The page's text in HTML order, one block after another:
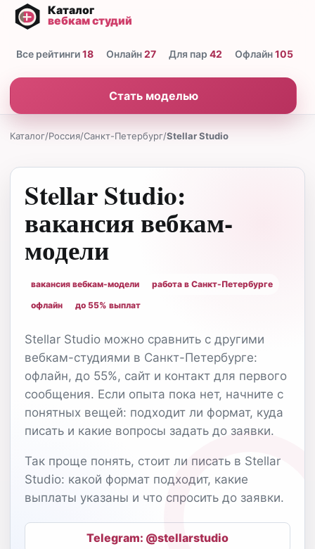
Все рейтинги18 Онлайн27 Для пар 42 Офлайн105
Стать моделью
Каталог/Россия/Санкт-Петербург/Stellar Studio
Stellar Studio:
вакансия вебкам-
модели
вакансия вебкам-модели
работа в Санкт-Петербурге
офлайн
до 55% выплат
Stellar Studio можно сравнить с другими
вебкам-студиями в Санкт-Петербурге:
офлайн, до 55%, сайт и контакт для первого
сообщения. Если опыта пока нет, начните с
понятных вещей: подходит ли формат, куда
писать и какие вопросы задать до заявки.
Так проще понять, стоит ли писать в Stellar
Studio: какой формат подходит, какие
выплаты указаны и что спросить до заявки.
Telegram: @stellarstudio